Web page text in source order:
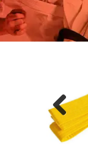
Previ
ous